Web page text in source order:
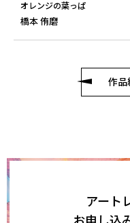
オレンジの葉っぱ
橋本 侑磨
作品
アート